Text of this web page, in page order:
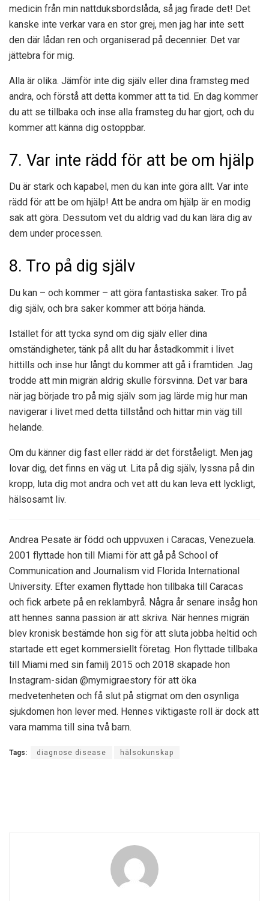
medicin från min nattduksbordslåda, så jag firade det! Det
kanske inte verkar vara en stor grej, men jag har inte sett
den där lådan ren och organiserad på decennier. Det var
jättebra för mig.
Alla är olika. Jämför inte dig själv eller dina framsteg med
andra, och förstå att detta kommer att ta tid. En dag kommer
du att se tillbaka och inse alla framsteg du har gjort, och du
kommer att känna dig ostoppbar.
7. Var inte rädd för att be om hjälp
Du är stark och kapabel, men du kan inte göra allt. Var inte
rädd för att be om hjälp! Att be andra om hjälp är en modig
sak att göra. Dessutom vet du aldrig vad du kan lära dig av
dem under processen.
8. Tro på dig själv
Du kan – och kommer – att göra fantastiska saker. Tro på
dig själv, och bra saker kommer att börja hända.
Istället för att tycka synd om dig själv eller dina
omständigheter, tänk på allt du har åstadkommit i livet
hittills och inse hur långt du kommer att gå i framtiden. Jag
trodde att min migrän aldrig skulle försvinna. Det var bara
när jag började tro på mig själv som jag lärde mig hur man
navigerar i livet med detta tillstånd och hittar min väg till
helande.
Om du känner dig fast eller rädd är det förståeligt. Men jag
lovar dig, det finns en väg ut. Lita på dig själv, lyssna på din
kropp, luta dig mot andra och vet att du kan leva ett lyckligt,
hälsosamt liv.
Andrea Pesate är född och uppvuxen i Caracas, Venezuela.
2001 flyttade hon till Miami för att gå på School of
Communication and Journalism vid Florida International
University. Efter examen flyttade hon tillbaka till Caracas
och fick arbete på en reklambyrå. Några år senare insåg hon
att hennes sanna passion är att skriva. När hennes migrän
blev kronisk bestämde hon sig för att sluta jobba heltid och
startade ett eget kommersiellt företag. Hon flyttade tillbaka
till Miami med sin familj 2015 och 2018 skapade hon
Instagram-sidan @mymigraestory för att öka
medvetenheten och få slut på stigmat om den osynliga
sjukdomen hon lever med. Hennes viktigaste roll är dock att
vara mamma till sina två barn.
Tags: diagnose disease hälsokunskap